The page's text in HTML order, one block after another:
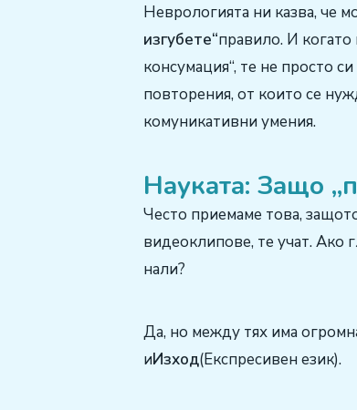
Неврологията ни казва, че
изгубете“правило. И
консумация“, те не просто
повторения, от които се
комуникативни умения.
Науката: Защо
Често приемаме това,
видеоклипове, те учат. Ако
нали?
Да, но между тях има
иИзход(Експресивен език).